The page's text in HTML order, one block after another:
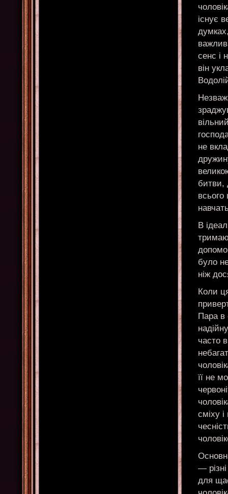
існує
сенс і
він
не
битви,
всього
В
було
ніж
Коли
Пара в
часто
її не
сміху
—
для